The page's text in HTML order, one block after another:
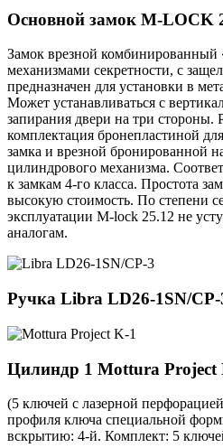
Основной замок M-LOCK
Замок врезной комбинированный
механизмами секретности, с
предназначен для установки в
Может устанавливаться с
запирания двери на три стороны.
комплектация бронепластиной
замка и врезной бронированной
цилиндрового механизма.
к замкам 4-го класса. Простота
высокую стоимость. По степени
эксплуатации M-lock 25.12 не
аналогам.
Ручка Libra LD26-1SN/CP-
Цилиндр 1 Mottura Project
(5 ключей с лазерной
профиля ключа специальной
вскрытию: 4-й. Комплект: 5